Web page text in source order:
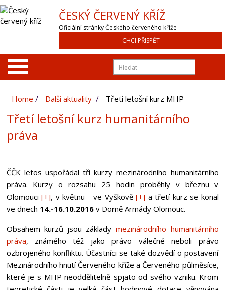
ČESKÝ ČERVENÝ KŘÍŽ
Oficiální stránky Českého červeného kříže
CHCI PŘISPĚT
Home Další aktuality Třetí letošní kurz MHP
Třetí letošní kurz humanitárního
práva
ČČK letos uspořádal tři kurzy mezinárodního humanitárního
práva. Kurzy o rozsahu 25 hodin proběhly v březnu v
Olomouci [+], v květnu - ve Vyškově [+] a třetí kurz se konal
ve dnech 14.-16.10.2016v Domě Armády Olomouc.
Obsahem kurzů jsou základymezinárodního humanitárního
práva, známého též jako právo válečné neboli právo
ozbrojeného konfliktu. Účastníci se také dozvědí o postavení
Mezinárodního hnutí Červeného kříže a Červeného půlměsíce,
které je s MHP neoddělitelně spjato od svého vzniku. Krom